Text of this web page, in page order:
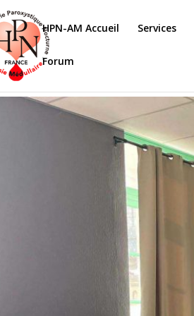
HPN-AM Accueil Services
Forum